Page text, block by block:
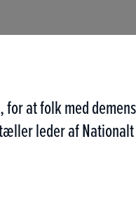
at folk med
leder af Nationalt